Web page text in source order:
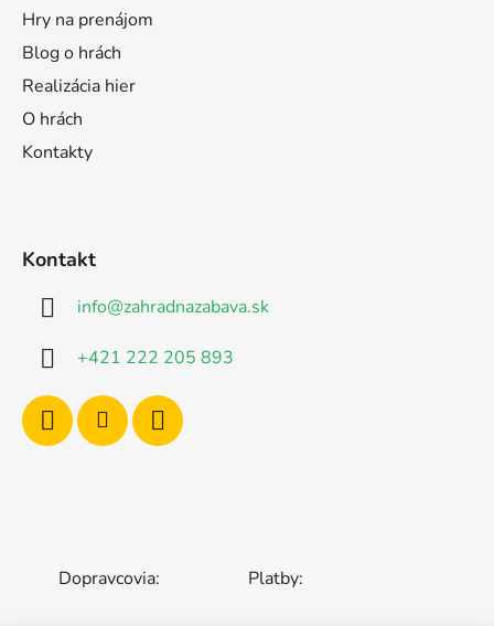
Hry na prenájom
Blog o hrách
Realizácia hier
O hrách
Kontakty
Kontakt
info@zahradnazabava.sk
+421 222 205 893
Dopravcovia: Platby: